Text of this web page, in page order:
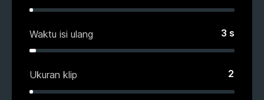
Waktu isi ulang 3 s
Ukuran klip 2